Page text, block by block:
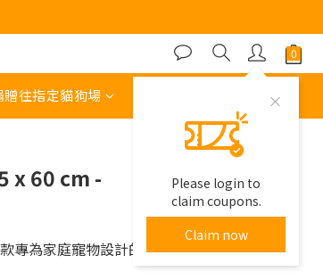
Please login to
claim coupons.
Claim now
贈往指定貓狗場 其他運費 或 收費項目
x 60 cm -
為家庭寵物設計的
BUY NOW